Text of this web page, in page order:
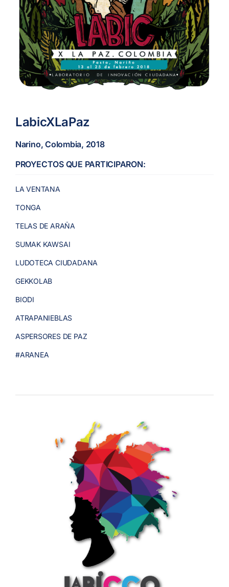
LabicXLaPaz
Narino, Colombia, 2018
PROYECTOS QUE PARTICIPARON:
LA VENTANA
TONGA
TELAS DE ARAÑA
SUMAK KAWSAI
LUDOTECA CIUDADANA
GEKKOLAB
BIODI
ATRAPANIEBLAS
ASPERSORES DE PAZ
#ARANEA